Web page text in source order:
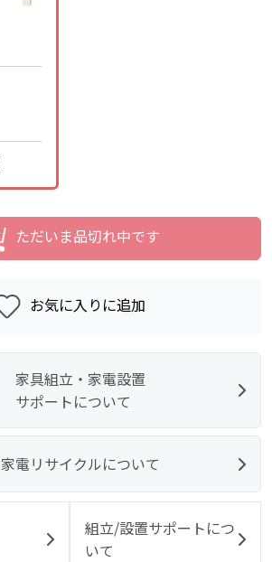
ただいま品切れ中です
お気に入りに追加
家具組立・家電設置
サポートについて
家電リサイクルについて
組立/設置サポートにつ
いて